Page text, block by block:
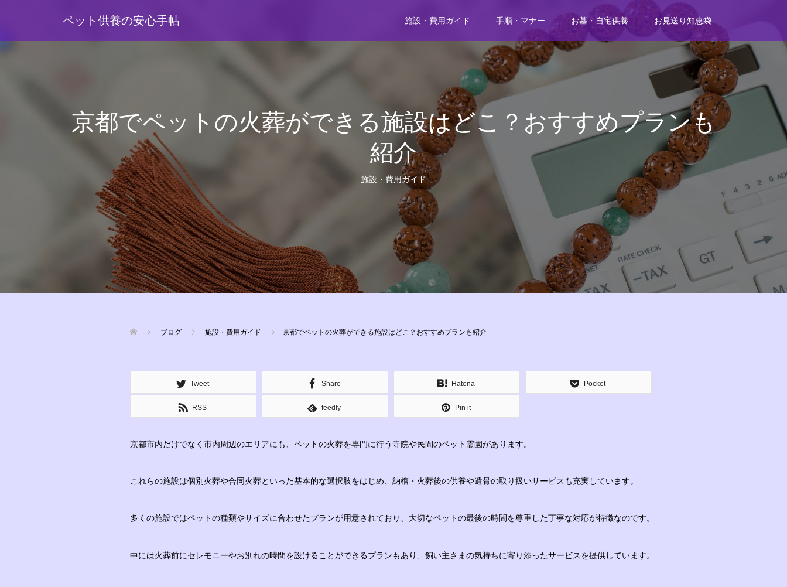
ペット供養の安心手帖 施設・費用ガイド 手順・マナー お墓・自宅供養 お見送り知恵袋
京都でペットの火葬ができる施設はどこ？おすすめプランも
紹介
施設・費用ガイド
ブログ 施設・費用ガイド 京都でペットの火葬ができる施設はどこ？おすすめプランも紹介
Tweet Share Hatena Pocket
RSS feedly Pin it
京都市内だけでなく市内周辺のエリアにも、ペットの火葬を専門に行う寺院や民間のペット霊園があります。
これらの施設は個別火葬や合同火葬といった基本的な選択肢をはじめ、納棺・火葬後の供養や遺骨の取り扱いサービスも充実しています。
多くの施設ではペットの種類やサイズに合わせたプランが用意されており、大切なペットの最後の時間を尊重した丁寧な対応が特徴なのです。
中には火葬前にセレモニーやお別れの時間を設けることができるプランもあり、飼い主さまの気持ちに寄り添ったサービスを提供しています。